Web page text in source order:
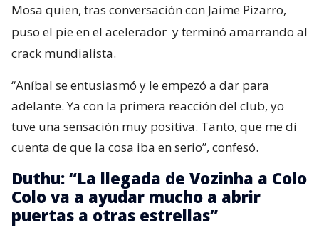
Mosa quien, tras conversación con Jaime Pizarro,
puso el pie en el acelerador y terminó amarrando al
crack mundialista.
“Aníbal se entusiasmó y le empezó a dar para
adelante. Ya con la primera reacción del club, yo
tuve una sensación muy positiva. Tanto, que me di
cuenta de que la cosa iba en serio”, confesó.
Duthu: “La llegada de Vozinha a Colo
Colo va a ayudar mucho a abrir
puertas a otras estrellas”